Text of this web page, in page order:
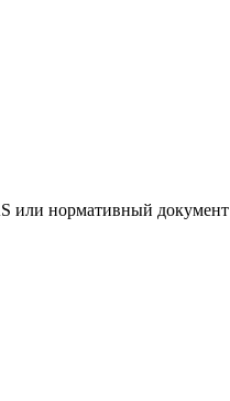
или нормативный документ